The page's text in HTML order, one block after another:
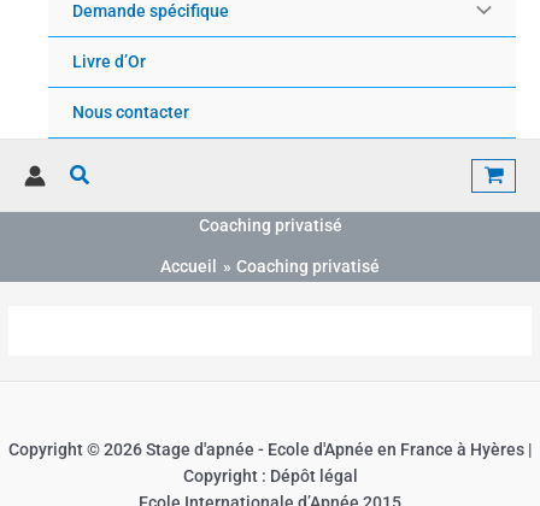
Demande spécifique
Livre d’Or
Nous contacter
Rechercher
Coaching privatisé
Accueil Coaching privatisé
Copyright © 2026 Stage d'apnée - Ecole d'Apnée en France à Hyères |
Copyright : Dépôt légal